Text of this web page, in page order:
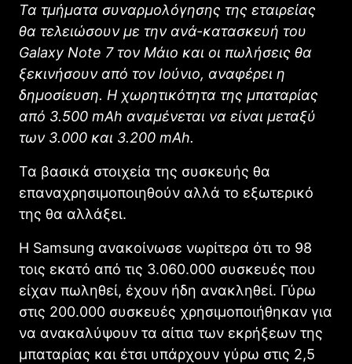
Τα τμήματα συναρμολόγησης της εταιρείας
θα τελειώσουν με την ανά-κατασκευή του
Galaxy Note 7 τον Μάιο και οι πωλήσεις θα
ξεκινήσουν από τον Ιούνιο, αναφέρει η
δημοσίευση. Η χωρητικότητα της μπαταρίας
από 3.500 mAh αναμένεται να είναι μεταξύ
των 3.000 και 3.200 mAh.
Τα βασικά στοιχεία της συσκευής θα
επαναχρησιμοποιηθούν αλλά το εξωτερικό
της θα αλλάξει.
Η Samsung ανακοίνωσε νωρίτερα ότι το 98
τοις εκατό από τις 3.060.000 συσκευές που
είχαν πωληθεί, έχουν ήδη ανακληθεί. Γύρω
στις 200.000 συσκευές χρησιμοποιήθηκαν για
να ανακαλύψουν τα αίτια των εκρήξεων της
μπαταρίας και έτσι υπάρχουν γύρω στις 2,5